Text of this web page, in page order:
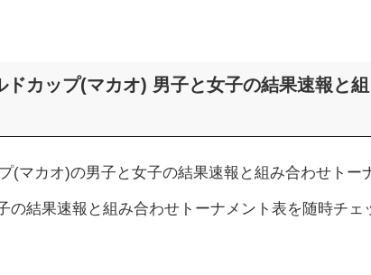
ドカップ(マカオ) 男子と女子の結果速報と組
(マカオ)の男子と女子の結果速報と組み合わせトー
の結果速報と組み合わせトーナメント表を随時チェ